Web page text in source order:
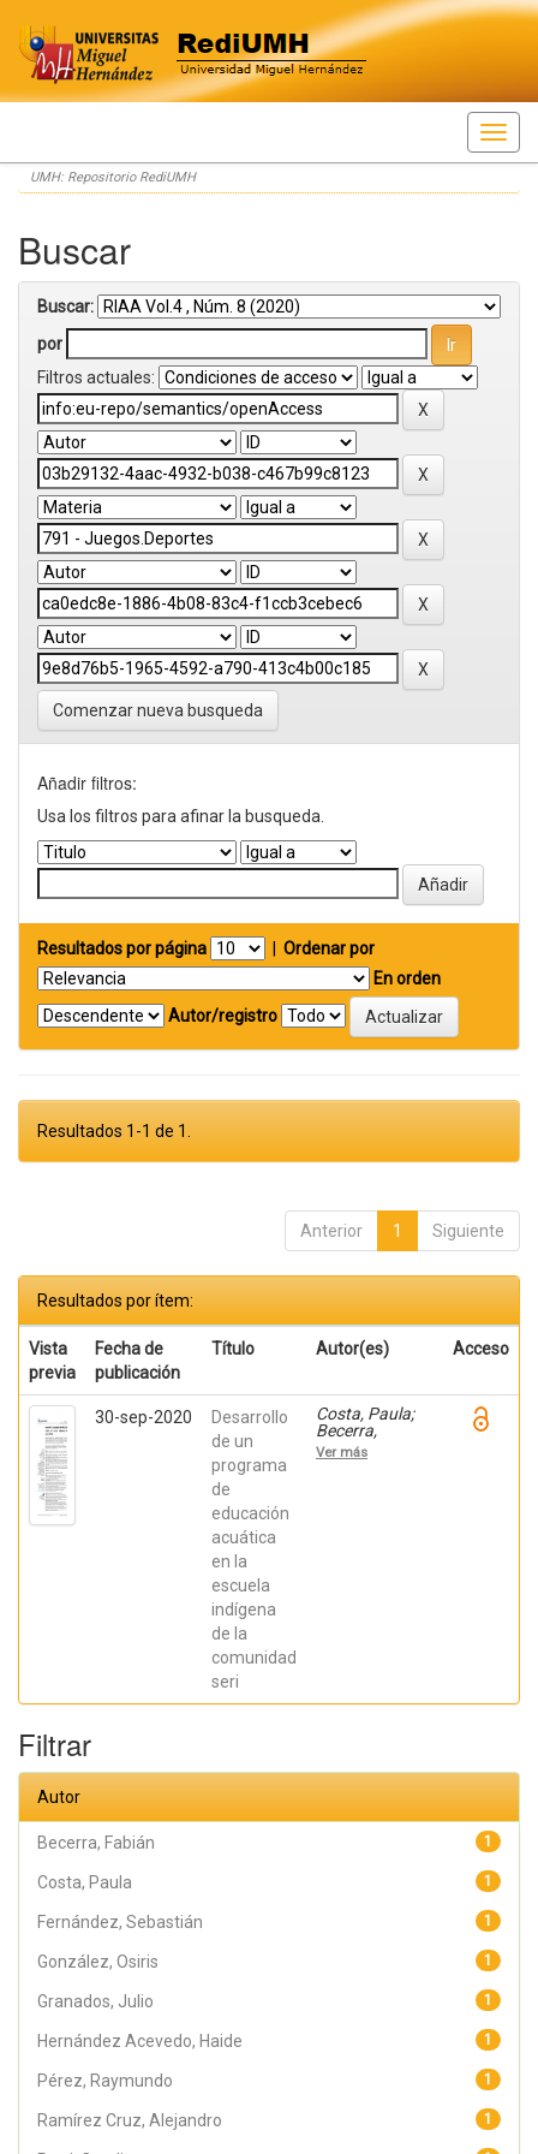
Skip
navigation
UMH: Repositorio RediUMH
Buscar
Buscar:
por
Filtros actuales:
Comenzar nueva busqueda
Añadir filtros:
Usa los filtros para afinar la busqueda.
Resultados por página
Ordenar por
En orden
Autor/registro
Resultados 1-1 de 1.
Anterior 1 Siguiente
Resultados por ítem:
Vista
previa
Fecha de
publicación
Título Autor(es) Acceso
30-sep-2020
Desarrollo
de un
programa
de
educación
acuática
en la
escuela
indígena
de la
comunidad
seri
Costa, Paula;
Becerra,
Viviana;
Becerra,
Ramírez Cruz,
Granados,
Ver más
Filtrar
Autor
1
Becerra, Fabián
1
Costa, Paula
1
Fernández, Sebastián
1
González, Osiris
1
Granados, Julio
1
Hernández Acevedo, Haide
1
Pérez, Raymundo
1
Ramírez Cruz, Alejandro